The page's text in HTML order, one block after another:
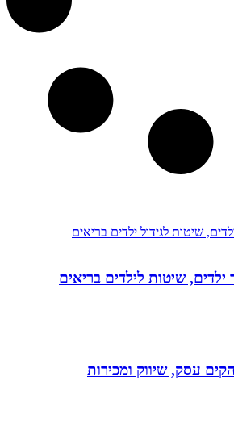
ילדים, שיטות לילדים בריאים
עסק, שיווק ומכירות